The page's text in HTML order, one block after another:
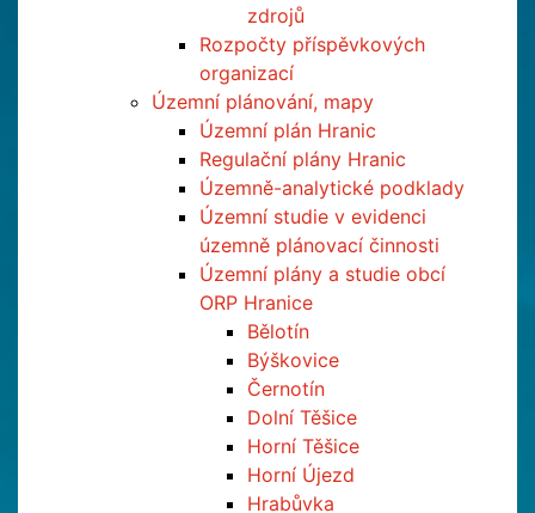
zdrojů
Rozpočty příspěvkových
organizací
Územní plánování, mapy
Územní plán Hranic
Regulační plány Hranic
Územně-analytické podklady
Územní studie v evidenci
územně plánovací činnosti
Územní plány a studie obcí
ORP Hranice
Bělotín
Býškovice
Černotín
Dolní Těšice
Horní Těšice
Horní Újezd
Hrabůvka